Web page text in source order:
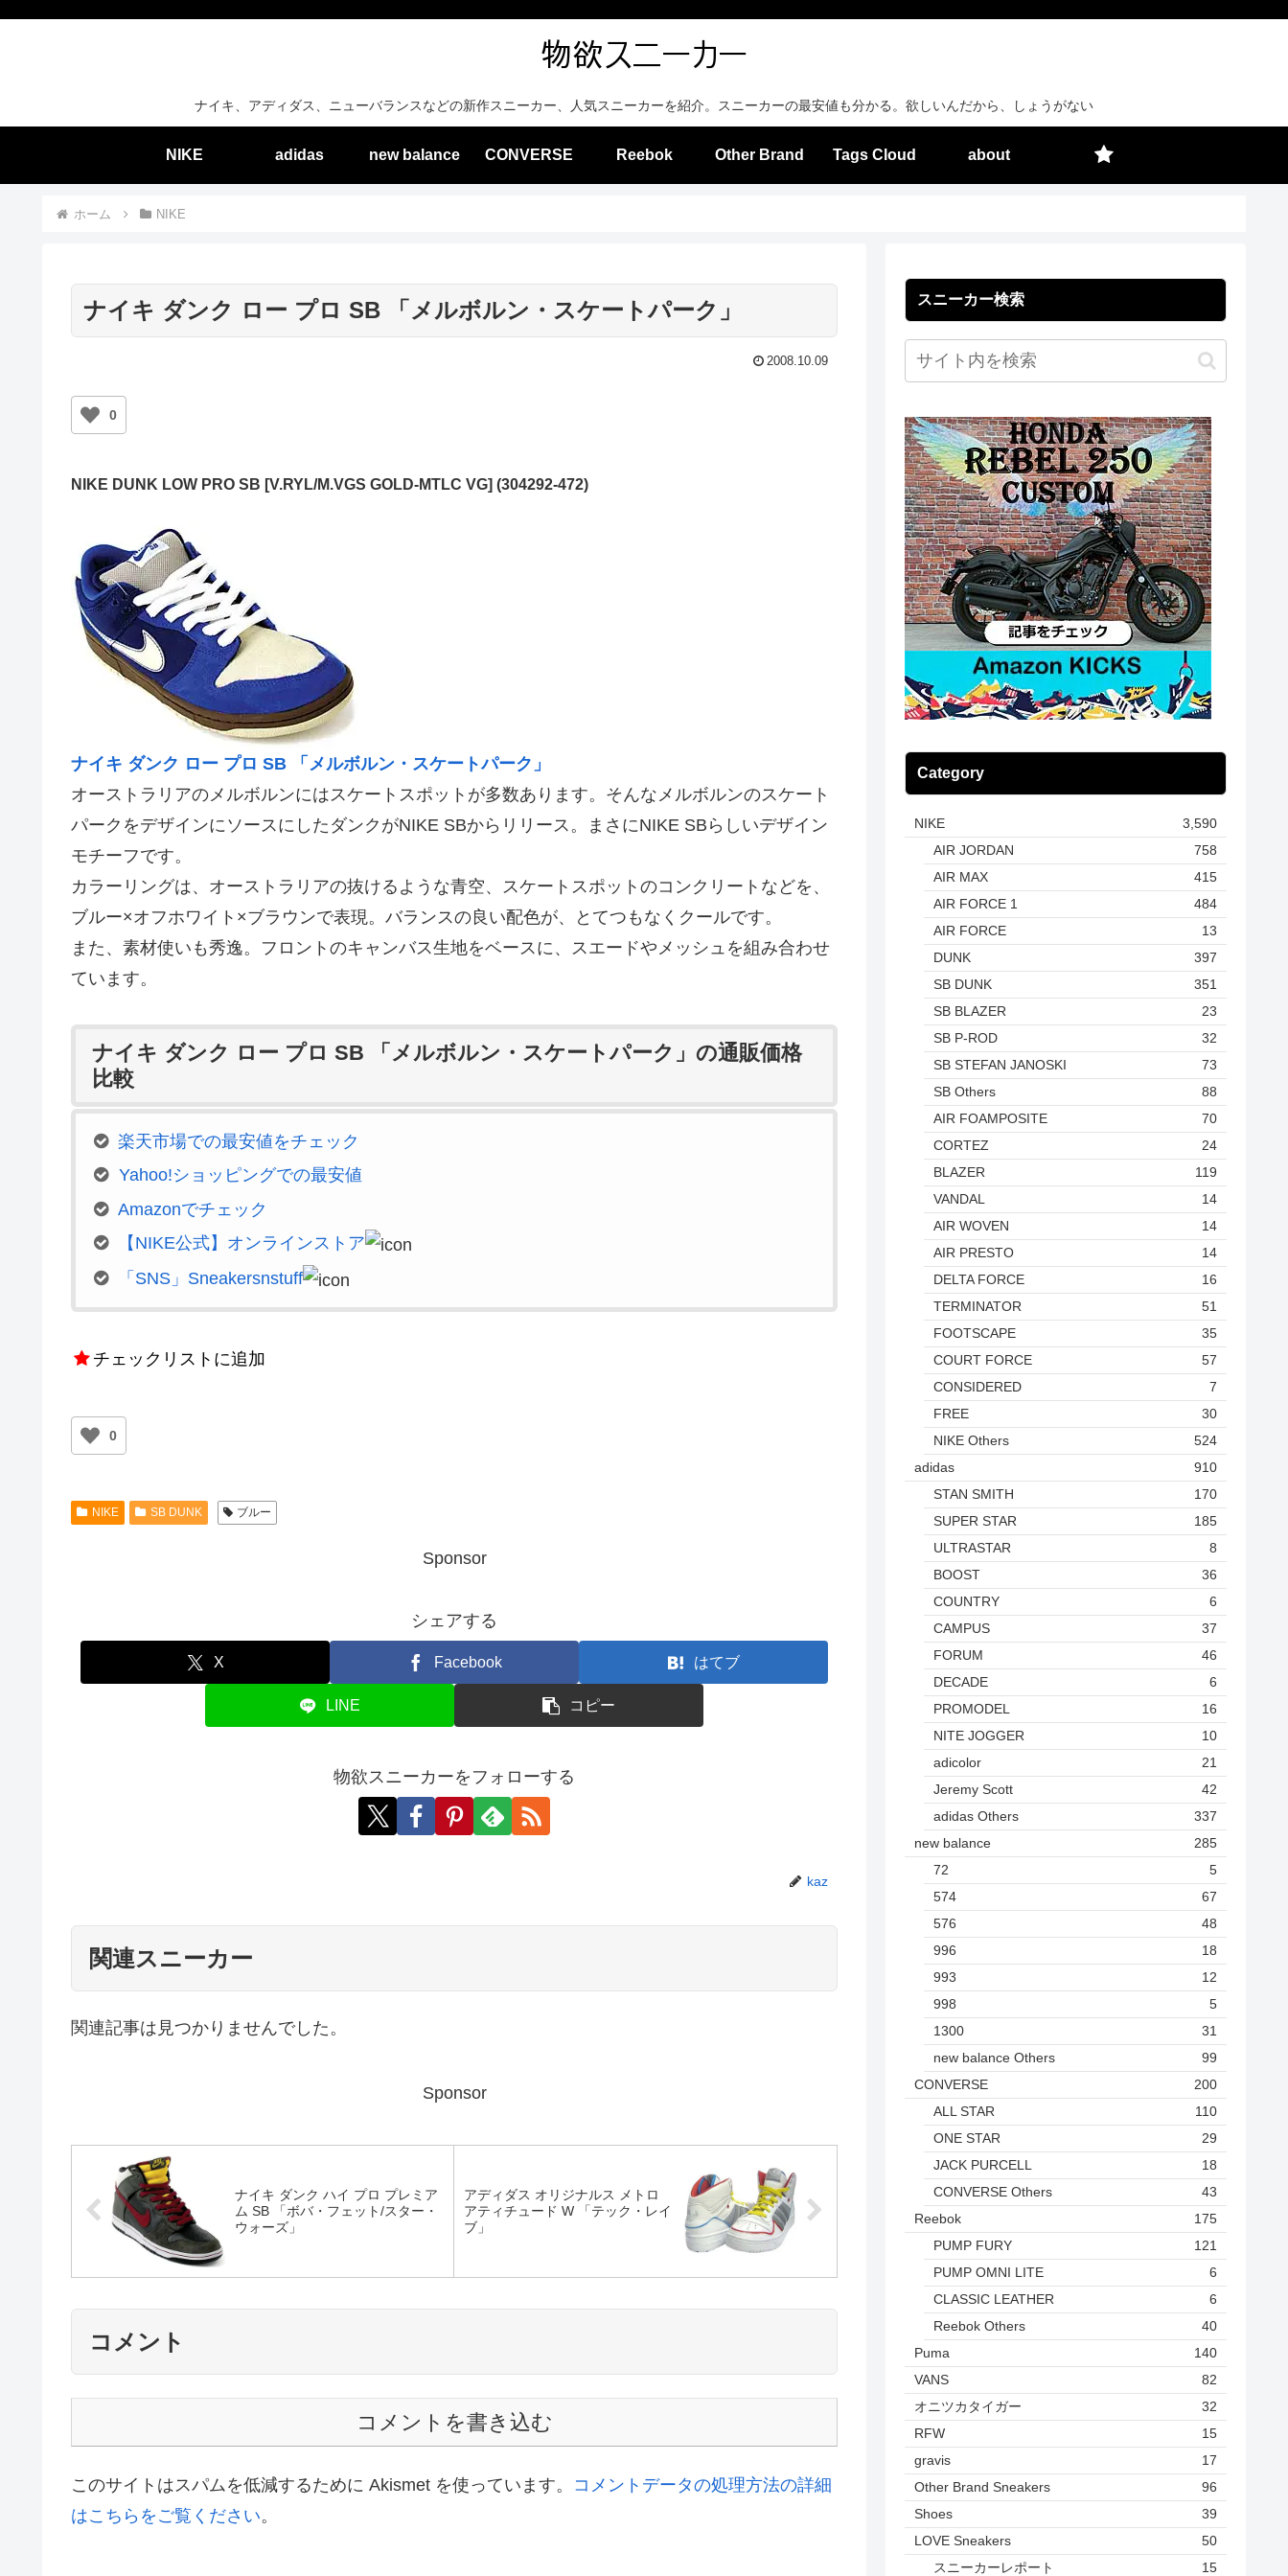
ナイキ、アディダス、ニューバランスなどの新作スニーカー、人気スニーカーを紹介。スニーカーの最安値も分かる。欲しいんだから、しょうがない
NIKE adidas new balance CONVERSE Reebok Other Brand Tags Cloud about
ホーム NIKE
ナイキ ダンク ロー プロ SB 「メルボルン・スケートパーク」
2008.10.09
0
NIKE DUNK LOW PRO SB [V.RYL/M.VGS GOLD-MTLC VG] (304292-472)
ナイキ ダンク ロー プロ SB 「メルボルン・スケートパーク」
オーストラリアのメルボルンにはスケートスポットが多数あります。そんなメルボルンのスケート
パークをデザインにソースにしたダンクがNIKE SBからリリース。まさにNIKE SBらしいデザイン
モチーフです。
カラーリングは、オーストラリアの抜けるような青空、スケートスポットのコンクリートなどを、
ブルー×オフホワイト×ブラウンで表現。バランスの良い配色が、とてつもなくクールです。
また、素材使いも秀逸。フロントのキャンバス生地をベースに、スエードやメッシュを組み合わせ
ています。
ナイキ ダンク ロー プロ SB 「メルボルン・スケートパーク」の通販価格
比較
楽天市場での最安値をチェック
Yahoo!ショッピングでの最安値
Amazonでチェック
【NIKE公式】オンラインストア
「SNS」Sneakersnstuff
チェックリストに追加
0
NIKE SB DUNK ブルー
Sponsor
X Facebook はてブ
kaz
関連スニーカー
スニーカー検索
Category
NIKE
3,590
AIR JORDAN
758
AIR MAX
415
AIR FORCE 1
484
AIR FORCE
13
DUNK
397
SB DUNK
351
SB BLAZER
23
SB P-ROD
32
SB STEFAN JANOSKI
73
SB Others
88
AIR FOAMPOSITE
70
CORTEZ
24
BLAZER
119
VANDAL
14
AIR WOVEN
14
AIR PRESTO
14
DELTA FORCE
16
TERMINATOR
51
FOOTSCAPE
35
COURT FORCE
57
CONSIDERED
7
FREE
30
NIKE Others
524
adidas
910
STAN SMITH
170
SUPER STAR
185
ULTRASTAR
8
BOOST
36
COUNTRY
6
CAMPUS
37
FORUM
46
DECADE
6
PROMODEL
16
NITE JOGGER
10
adicolor
21
Jeremy Scott
42
adidas Others
337
new balance
285
72
5
574
67
576
48
996
18
993
12
998
5
1300
31
new balance Others
99
CONVERSE
200
ALL STAR
110
ONE STAR
29
JACK PURCELL
18
CONVERSE Others
43
Reebok
175
PUMP FURY
121
PUMP OMNI LITE
6
CLASSIC LEATHER
6
Reebok Others
40
Puma
140
VANS
82
オニツカタイガー
32
RFW
15
gravis
17
Other Brand Sneakers
96
Shoes
39
LOVE Sneakers
50
スニーカーレポート
15